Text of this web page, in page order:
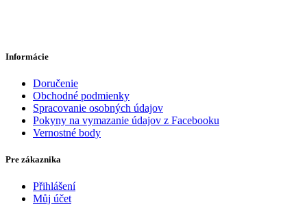
Informácie
Doručenie
Obchodné podmienky
Spracovanie osobných údajov
Pokyny na vymazanie údajov z Facebooku
Vernostné body
Pre zákaznika
Přihlášení
Můj účet